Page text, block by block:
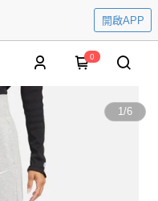
開啟APP
0
1/6